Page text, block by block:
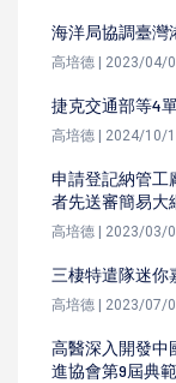
海洋局協調臺灣
高培德 | 2023/04/
捷克交通部等4
高培德 | 2024/10/
申請登記納管工
者先送審簡易大
高培德 | 2023/03/
三棲特遣隊迷你
高培德 | 2023/07/
高醫深入開發中
進協會第9屆典